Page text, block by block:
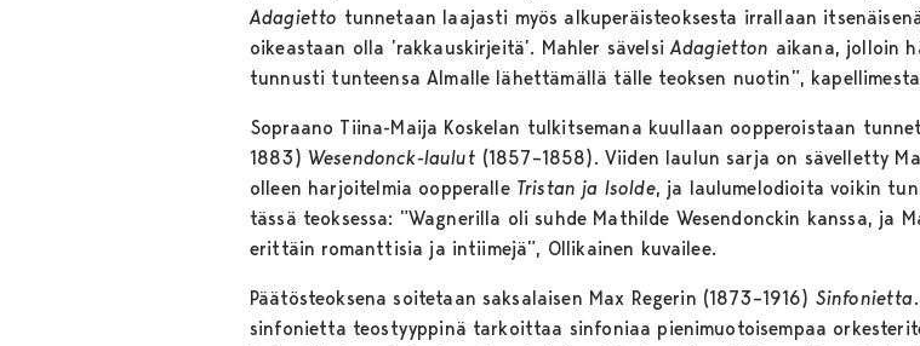
Adagietto tunnetaan laajasti myös alkuperäisteoksesta irrallaan
oikeastaan olla ’rakkauskirjeitä’. Mahler sävelsiAdagietton aikana, jolloin
tunnusti tunteensa Almalle lähettämällä tälle teoksen nuotin”,
Sopraano Tiina-Maija Koskelan tulkitsemana kuullaan oopperoistaan
1883) Wesendonck-laulut (1857–1858). Viiden laulun sarja on sävelletty
olleen harjoitelmia oopperalle Tristan ja Isolde, ja laulumelodioita voikin
tässä teoksessa: ”Wagnerilla oli suhde Mathilde Wesendonckin kanssa, ja
erittäin romanttisia ja intiimejä”, Ollikainen kuvailee.
Päätösteoksena soitetaan saksalaisen Max Regerin (1873–1916) Sinfonietta
sinfonietta teostyyppinä tarkoittaa sinfoniaa pienimuotoisempaa